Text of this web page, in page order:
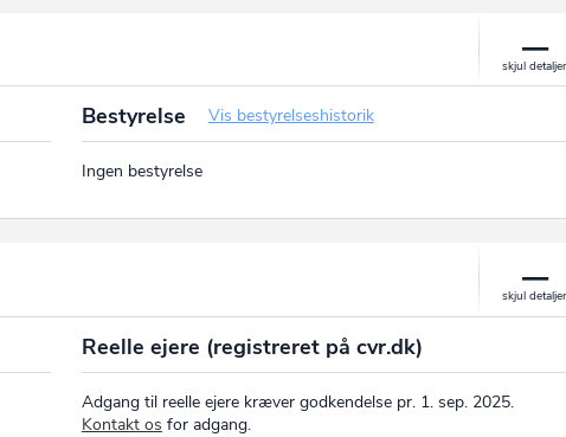
Bestyrelse Vis bestyrelseshistorik
Ingen bestyrelse
Reelle ejere (registreret på cvr.dk)
Adgang til reelle ejere kræver godkendelse pr. 1. sep. 2025.
Kontakt os for adgang.